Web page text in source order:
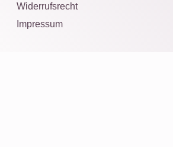
Widerrufsrecht
Impressum